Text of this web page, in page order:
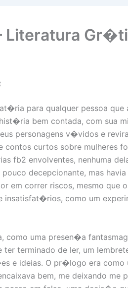
Literatura
para qualquer pessoa que
bem contada, com sua
personagens v�vidos e
curtos sobre mulheres
fb2 envolventes, nenhuma
decepcionante, mas havia
em correr riscos, mesmo que
insatisfat�rios, como um
como uma presen�a
ter terminado de ler, um
e ideias. O pr�logo era como
bem, me deixando me